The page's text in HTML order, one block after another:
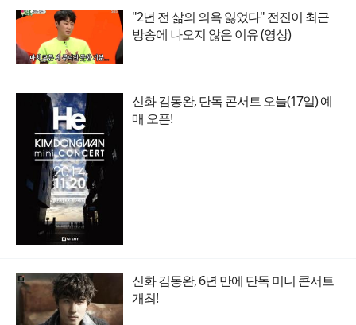
"2년 전 삶의 의욕 잃었다" 전진이 최근
방송에 나오지 않은 이유 (영상)
신화 김동완, 단독 콘서트 오늘(17일) 예
매 오픈!
신화 김동완, 6년 만에 단독 미니 콘서트
개최!